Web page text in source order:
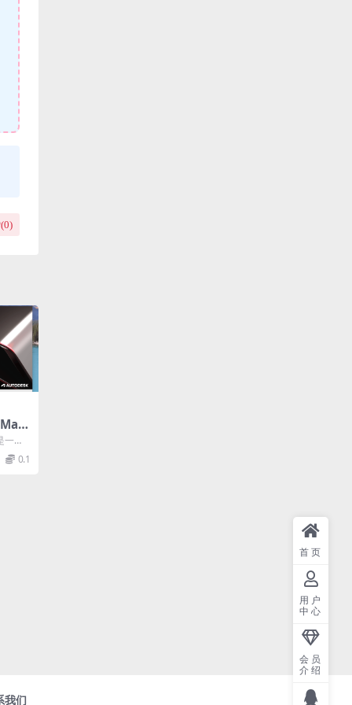
0)
支款
0.1
我们
首页
用户
中心
会员
介绍